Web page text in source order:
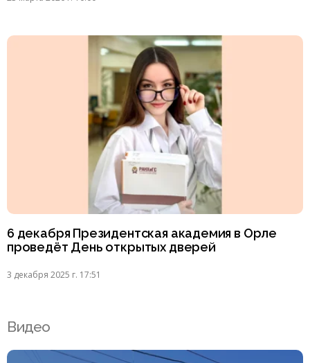
6 декабря Президентская академия в Орле
проведёт День открытых дверей
3 декабря 2025 г. 17:51
Видео